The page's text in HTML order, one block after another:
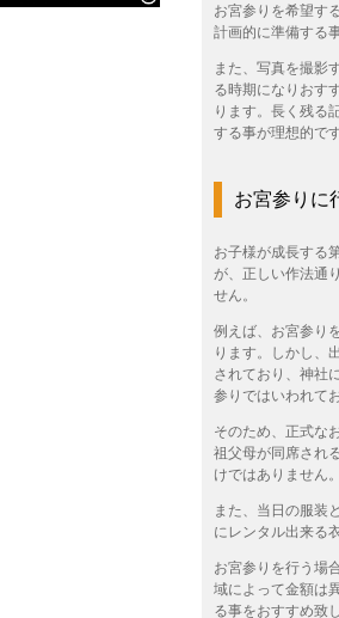
お宮参りを希望す
計画的に準備する
また、写真を撮影
る時期になりおす
ります。長く残る
する事が理想的で
お宮参りに
お子様が成長する
が、正しい作法通
せん。
例えば、お宮参り
ります。しかし、
されており、神社
参りではいわれて
そのため、正式な
祖父母が同席され
けではありません
また、当日の服装
にレンタル出来る
お宮参りを行う場
域によって金額は
る事をおすすめ致